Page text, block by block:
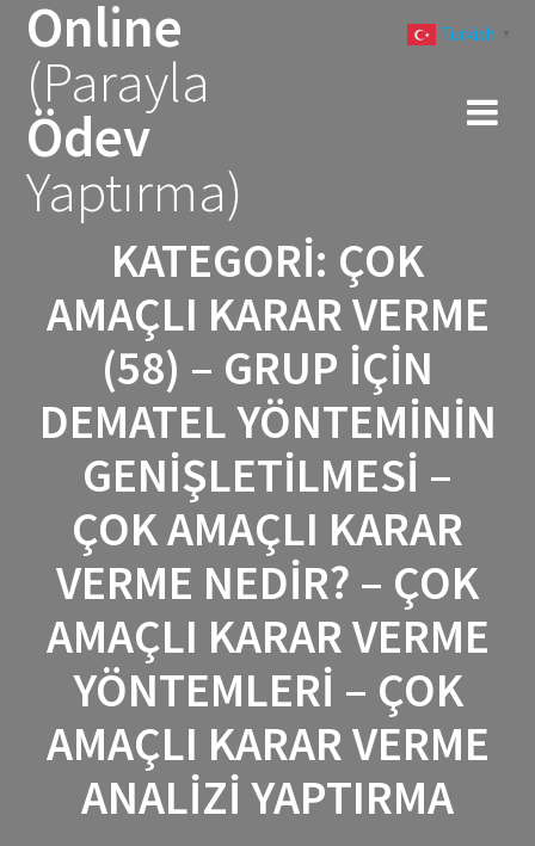
Online
(Parayla
Ödev
Yaptırma)
KATEGORI: ÇOK
AMAÇLI KARAR VERME
(58) – GRUP IÇIN
DEMATEL YÖNTEMININ
GENIŞLETILMESI –
ÇOK AMAÇLI KARAR
VERME NEDIR? – ÇOK
AMAÇLI KARAR VERME
YÖNTEMLERI – ÇOK
AMAÇLI KARAR VERME
ANALIZI YAPTIRMA
Turkish ▼